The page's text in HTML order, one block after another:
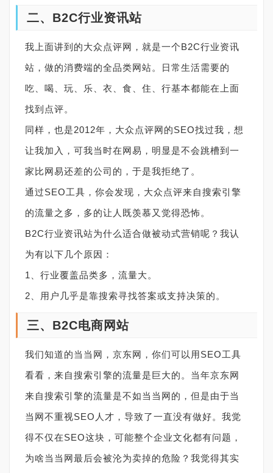
二、B2C行业资讯站
我上面讲到的大众点评网，就是一个B2C行业资讯
站，做的消费端的全品类网站。日常生活需要的
吃、喝、玩、乐、衣、食、住、行基本都能在上面
找到点评。
同样，也是2012年，大众点评网的SEO找过我，想
让我加入，可我当时在网易，明显是不会跳槽到一
家比网易还差的公司的，于是我拒绝了。
通过SEO工具，你会发现，大众点评来自搜索引擎
的流量之多，多的让人既羡慕又觉得恐怖。
B2C行业资讯站为什么适合做被动式营销呢？我认
为有以下几个原因：
1、行业覆盖品类多，流量大。
2、用户几乎是靠搜索寻找答案或支持决策的。
三、B2C电商网站
我们知道的当当网，京东网，你们可以用SEO工具
看看，来自搜索引擎的流量是巨大的。当年京东网
来自搜索引擎的流量是不如当当网的，但是由于当
当网不重视SEO人才，导致了一直没有做好。我觉
得不仅在SEO这块，可能整个企业文化都有问题，
为啥当当网最后会被沦为卖掉的危险？我觉得其实